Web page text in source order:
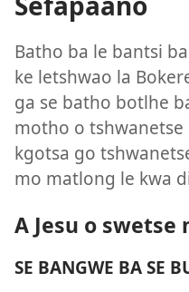
Batho ba le bantsi
ke letshwao la
ga se batho botlhe
motho o
kgotsa go
mo matlong le kwa
A Jesu o swetse
SE BANGWE BA SE